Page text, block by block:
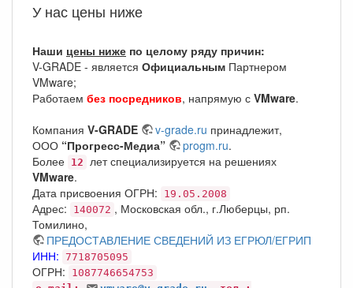
У нас цены ниже
Наши цены ниже по целому ряду причин:
V-GRADE - является Официальным Партнером
VMware;
Работаем без посредников, напрямую с VMware.
Компания V-GRADE v-grade.ru принадлежит,
ООО “Прогресс-Медиа” progm.ru.
Более 12 лет специализируется на решениях
VMware.
Дата присвоения ОГРН:
19.05.2008
Адрес: 140072 , Московская обл., г.Люберцы, рп.
Томилино,
ПРЕДОСТАВЛЕНИЕ СВЕДЕНИЙ ИЗ ЕГРЮЛ/ЕГРИП
ИНН: 7718705095
ОГРН:
1087746654753